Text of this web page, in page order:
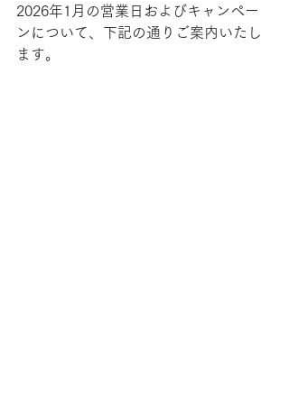
2026年1月の営業日およびキャンペー
ンについて、下記の通りご案内いたし
ます。